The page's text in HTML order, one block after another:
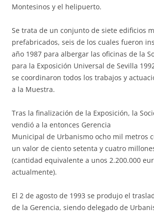
Montesinos y el helipuerto.
Se trata de un conjunto de siete edificios
prefabricados, seis de los cuales fueron
año 1987 para albergar las oficinas de la
para la Exposición Universal de Sevilla
se coordinaron todos los trabajos y
a la Muestra.
Tras la finalización de la Exposición, la
vendió a la entonces Gerencia
Municipal de Urbanismo ocho mil metros
un valor de ciento setenta y cuatro
(cantidad equivalente a unos 2.200.000
actualmente).
El 2 de agosto de 1993 se produjo el
de la Gerencia, siendo delegado de